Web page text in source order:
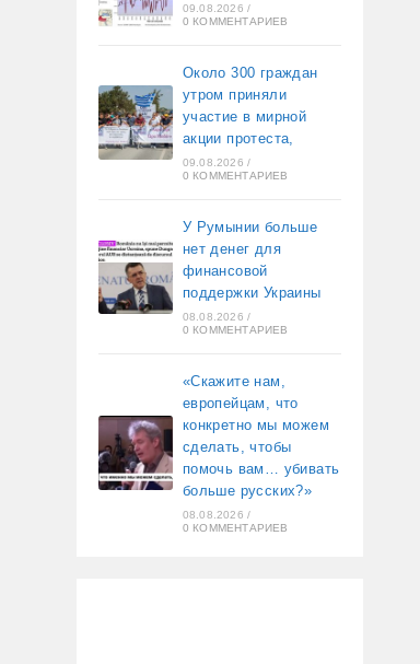
09.08.2026 /
0 КОММЕНТАРИЕВ
Около 300 граждан
утром приняли
участие в мирной
акции протеста,
09.08.2026 /
0 КОММЕНТАРИЕВ
У Румынии больше
нет денег для
финансовой
поддержки Украины
08.08.2026 /
0 КОММЕНТАРИЕВ
«Скажите нам,
европейцам, что
конкретно мы можем
сделать, чтобы
помочь вам… убивать
больше русских?»
08.08.2026 /
0 КОММЕНТАРИЕВ